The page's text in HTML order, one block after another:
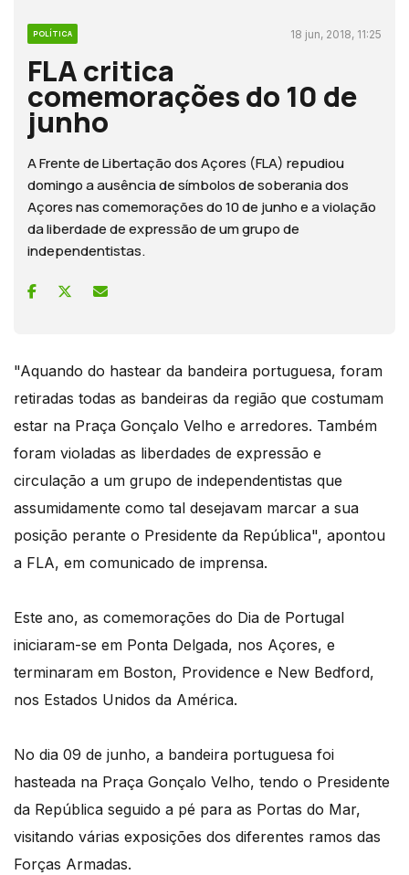
POLÍTICA 18 jun, 2018, 11:25
FLA critica
comemorações do 10 de
junho
A Frente de Libertação dos Açores (FLA) repudiou
domingo a ausência de símbolos de soberania dos
Açores nas comemorações do 10 de junho e a violação
da liberdade de expressão de um grupo de
independentistas.
"Aquando do hastear da bandeira portuguesa, foram
retiradas todas as bandeiras da região que costumam
estar na Praça Gonçalo Velho e arredores. Também
foram violadas as liberdades de expressão e
circulação a um grupo de independentistas que
assumidamente como tal desejavam marcar a sua
posição perante o Presidente da República", apontou
a FLA, em comunicado de imprensa.
Este ano, as comemorações do Dia de Portugal
iniciaram-se em Ponta Delgada, nos Açores, e
terminaram em Boston, Providence e New Bedford,
nos Estados Unidos da América.
No dia 09 de junho, a bandeira portuguesa foi
hasteada na Praça Gonçalo Velho, tendo o Presidente
da República seguido a pé para as Portas do Mar,
visitando várias exposições dos diferentes ramos das
Forças Armadas.